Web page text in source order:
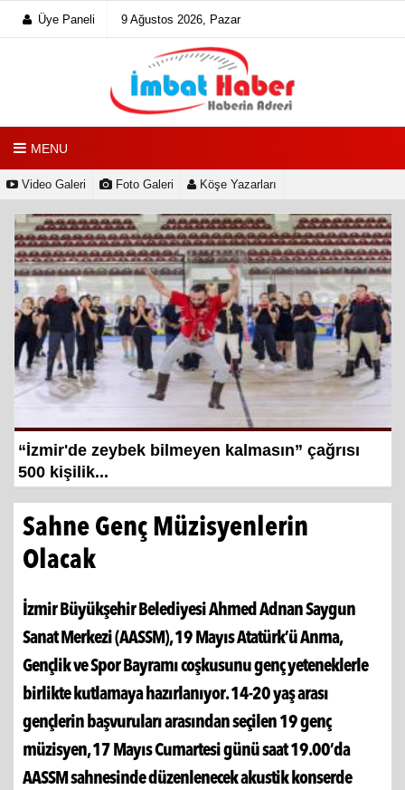
Üye Paneli 9 Ağustos 2026, Pazar
MENU
Video Galeri Foto Galeri Köşe Yazarları
Hayat kurtaran baba, kızını kortlarda
şampiyonluğa hazırlıyor
Sahne Genç Müzisyenlerin
Olacak
İzmir Büyükşehir Belediyesi Ahmed Adnan Saygun
Sanat Merkezi (AASSM), 19 Mayıs Atatürk’ü Anma,
Gençlik ve Spor Bayramı coşkusunu genç yeteneklerle
birlikte kutlamaya hazırlanıyor. 14-20 yaş arası
gençlerin başvuruları arasından seçilen 19 genç
müzisyen, 17 Mayıs Cumartesi günü saat 19.00’da
AASSM sahnesinde düzenlenecek akustik konserde